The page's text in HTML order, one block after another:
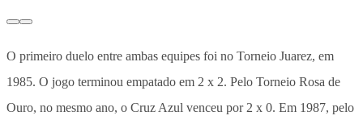
O primeiro duelo entre ambas equipes foi no Torneio Juarez, em
1985. O jogo terminou empatado em 2 x 2. Pelo Torneio Rosa de
Ouro, no mesmo ano, o Cruz Azul venceu por 2 x 0. Em 1987, pelo